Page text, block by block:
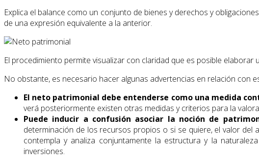
Explica el balance como un conjunto de bienes y derechos y
de una expresión equivalente a la anterior.
El procedimiento permite visualizar con claridad que es posible
No obstante, es necesario hacer algunas advertencias en relación con
El neto patrimonial debe entenderse como una medida
verá posteriormente existen otras medidas y criterios para la
Puede inducir a confusión asociar la noción de
determinación de los recursos propios o si se quiere, el valor
contempla y analiza conjuntamente la estructura y la
inversiones.